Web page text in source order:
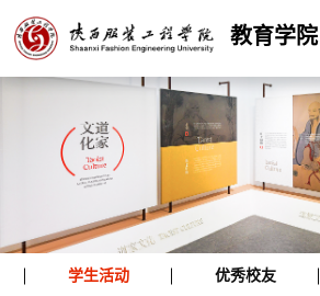
教育学院
学生活动 优秀校友